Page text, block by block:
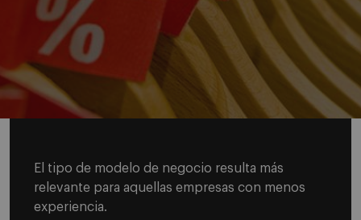
El tipo de modelo de negocio resulta más
relevante para aquellas empresas con menos
experiencia.